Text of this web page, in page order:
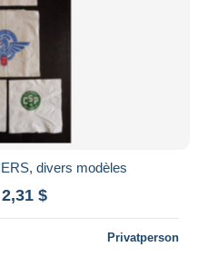
divers modèles
$
Privatperson